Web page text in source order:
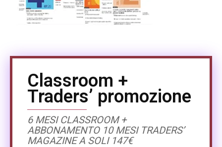
Classroom +
Traders’ promozione
6 MESI CLASSROOM +
ABBONAMENTO 10 MESI TRADERS’
MAGAZINE A SOLI 147€